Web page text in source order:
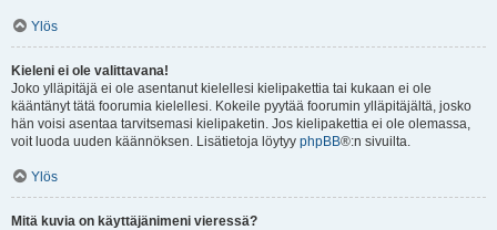
Ylös
Kieleni ei ole valittavana!
Joko ylläpitäjä ei ole asentanut kielellesi kielipakettia tai kukaan ei ole
kääntänyt tätä foorumia kielellesi. Kokeile pyytää foorumin ylläpitäjältä, josko
hän voisi asentaa tarvitsemasi kielipaketin. Jos kielipakettia ei ole olemassa,
voit luoda uuden käännöksen. Lisätietoja löytyy phpBB®:n sivuilta.
Ylös
Mitä kuvia on käyttäjänimeni vieressä?